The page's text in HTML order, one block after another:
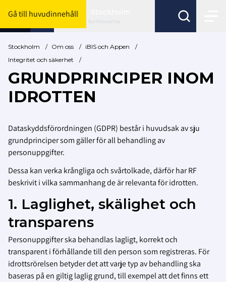
Gå till huvudinnehåll
Byt förbund här
Stockholm / Om oss / iBIS och Appen
/
Integritet och säkerhet
/
GRUNDPRINCIPER INOM
IDROTTEN
Dataskyddsförordningen (GDPR) består i huvudsak av sju
grundprinciper som gäller för all behandling av
personuppgifter.
Dessa kan verka krångliga och svårtolkade, därför har RF
beskrivit i vilka sammanhang de är relevanta för idrotten.
1. Laglighet, skälighet och
transparens
Personuppgifter ska behandlas lagligt, korrekt och
transparent i förhållande till den person som registreras. För
idrottsrörelsen betyder det att varje typ av behandling ska
baseras på en giltig laglig grund, till exempel att det finns ett